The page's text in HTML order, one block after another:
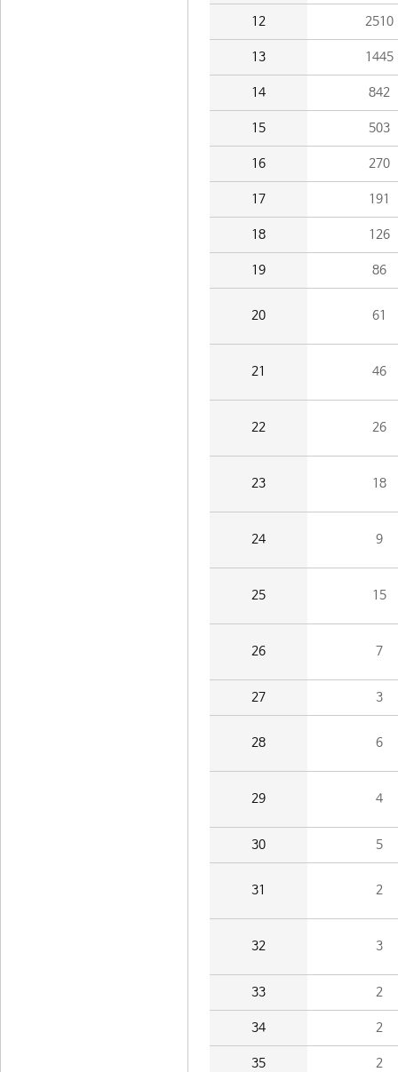
12 2510
13 1445
14 842
15 503
16 270
17 191
18 126
19 86
20 61
21 46
22 26
23 18
24 9
25 15
26 7
27 3
28 6
29 4
30 5
31 2
32 3
33 2
34 2
35 2